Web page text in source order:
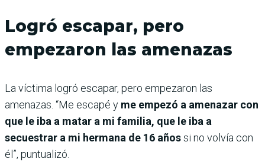
Logró escapar, pero
empezaron las amenazas
La víctima logró escapar, pero empezaron las
amenazas. “Me escapé y me empezó a amenazar con
que le iba a matar a mi familia, que le iba a
secuestrar a mi hermana de 16 añossi no volvía con
él”, puntualizó.